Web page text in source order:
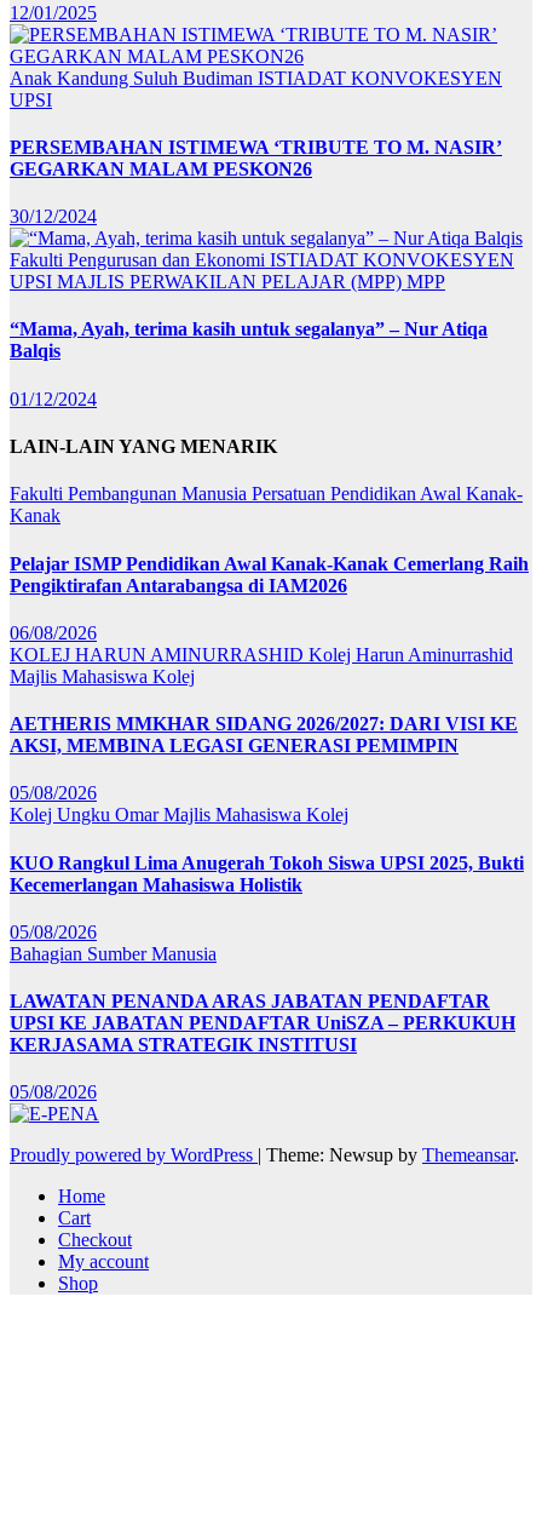
12/01/2025
Anak Kandung Suluh Budiman ISTIADAT KONVOKESYEN
UPSI
PERSEMBAHAN ISTIMEWA ‘TRIBUTE TO M. NASIR’
GEGARKAN MALAM PESKON26
30/12/2024
Fakulti Pengurusan dan Ekonomi ISTIADAT KONVOKESYEN
UPSI MAJLIS PERWAKILAN PELAJAR (MPP) MPP
“Mama, Ayah, terima kasih untuk segalanya” – Nur Atiqa
Balqis
01/12/2024
LAIN-LAIN YANG MENARIK
Fakulti Pembangunan Manusia Persatuan Pendidikan Awal Kanak-
Kanak
Pelajar ISMP Pendidikan Awal Kanak-Kanak Cemerlang Raih
Pengiktirafan Antarabangsa di IAM2026
06/08/2026
KOLEJ HARUN AMINURRASHID Kolej Harun Aminurrashid
Majlis Mahasiswa Kolej
AETHERIS MMKHAR SIDANG 2026/2027: DARI VISI KE
AKSI, MEMBINA LEGASI GENERASI PEMIMPIN
05/08/2026
Kolej Ungku OmarMajlis Mahasiswa Kolej
KUO Rangkul Lima Anugerah Tokoh Siswa UPSI 2025, Bukti
Kecemerlangan Mahasiswa Holistik
05/08/2026
Bahagian Sumber Manusia
LAWATAN PENANDA ARAS JABATAN PENDAFTAR
UPSI KE JABATAN PENDAFTAR UniSZA – PERKUKUH
KERJASAMA STRATEGIK INSTITUSI
05/08/2026
Proudly powered by WordPress | Theme: Newsup by Themeansar.
Home
Cart
Checkout
My account
Shop